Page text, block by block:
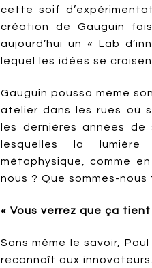
cette soif
création de Gauguin
aujourd’hui un « Lab
lequel les idées se
Gauguin poussa même
atelier dans les rues où
les dernières années
lesquelles la
métaphysique, comme
nous ? Que sommes-
« Vous verrez que ça tient
Sans même le savoir,
reconnaît aux